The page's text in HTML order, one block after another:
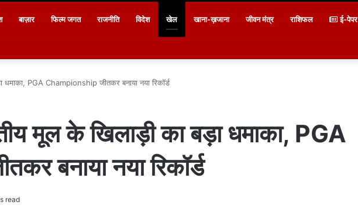
बाज़ार फिल्म जगत राजनीति विदेश खेल खाना-ख़जाना जीवन मंत्र राशिफल ई-पेपर
धमाका, PGA Championship जीतकर बनाया नया रिकॉर्ड
मूल के खिलाड़ी का बड़ा धमाका, PGA
बनाया नया रिकॉर्ड
read